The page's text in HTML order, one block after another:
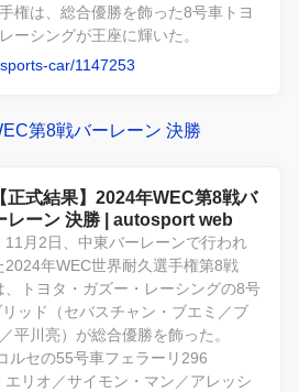
権は、総合優勝を飾った8号車トヨ
ーシングが王座に輝いた。
car/1147253
第8戦バーレーン 決勝
【正式結果】2024年WEC第8戦バ
レーン 決勝 | autosport web
11月2日、中東バーレーンで行われ
2024年WEC世界耐久選手権第8戦
、トヨタ・ガズー・レーシングの8号
ッド（セバスチャン・ブエミ／ブ
平川亮）が総合優勝を飾った。
ルセの55号車フェラーリ296
リオ／サイモン・マン／アレッシ